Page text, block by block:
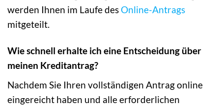
werden Ihnen im Laufe des Online-Antrags
mitgeteilt.
Wie schnell erhalte ich eine Entscheidung über
meinen Kreditantrag?
Nachdem Sie Ihren vollständigen Antrag online
eingereicht haben und alle erforderlichen